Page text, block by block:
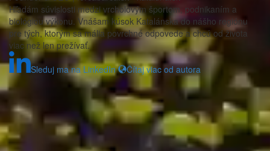
Hľadám súvislosti medzi vrcholovým športom, podnikaním a
biológiou výkonu. Vnášam kúsok Katalánska do nášho regiónu
pre tých, ktorým sa mália povrchné odpovede a chcú od života
viac než len prežívať.
Sleduj ma na LinkedIn
Čítaj viac od autora